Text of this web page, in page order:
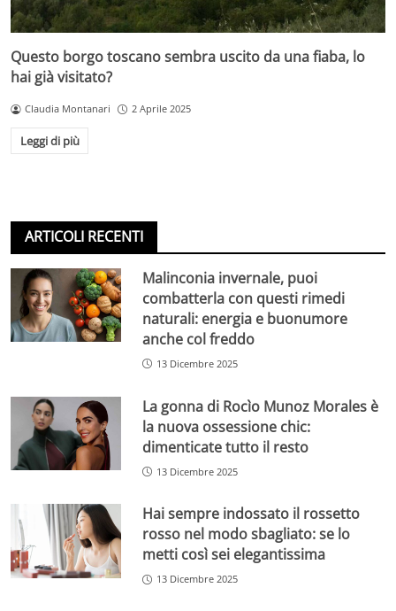
Questo borgo toscano sembra uscito da una fiaba, lo
hai già visitato?
Claudia Montanari 2 Aprile 2025
Leggi di più
ARTICOLI RECENTI
Malinconia invernale, puoi
combatterla con questi rimedi
naturali: energia e buonumore
anche col freddo
13 Dicembre 2025
La gonna di Rocìo Munoz Morales è
la nuova ossessione chic:
dimenticate tutto il resto
13 Dicembre 2025
Hai sempre indossato il rossetto
rosso nel modo sbagliato: se lo
metti così sei elegantissima
13 Dicembre 2025